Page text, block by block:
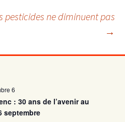
pesticides ne diminuent pas
→
6
: 30 ans de l’avenir au
septembre